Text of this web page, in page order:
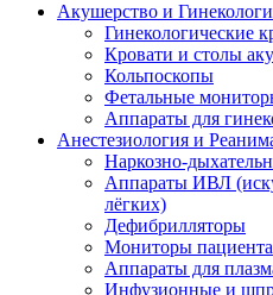
Акушерство и
Гинекологические
Кровати и столы
Кольпоскопы
Фетальные
Аппараты для
Анестезиология и
Наркозно-
Аппараты ИВЛ
лёгких)
Дефибрилляторы
Мониторы пациента
Аппараты для
Инфузионные и